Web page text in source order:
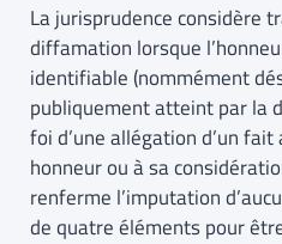
La jurisprudence considère
diffamation lorsque
identifiable (nommément
publiquement atteint par la
foi d’une allégation d’un
honneur ou à sa
renferme l’imputation
de quatre éléments pour